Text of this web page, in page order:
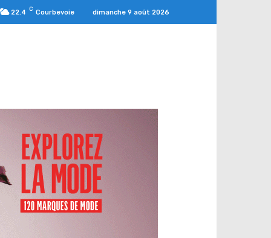
22.4 C Courbevoie dimanche 9 août 2026